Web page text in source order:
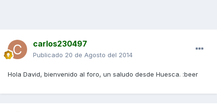
carlos230497
Publicado 20 de Agosto del 2014
Hola David, bienvenido al foro, un saludo desde Huesca. :beer